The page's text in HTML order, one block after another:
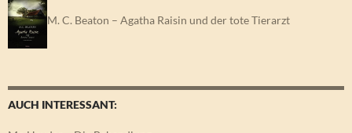
M. C. Beaton – Agatha Raisin und der tote Tierarzt
AUCH INTERESSANT: